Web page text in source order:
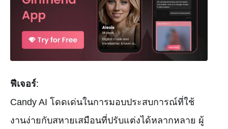
ฟีเจอร์:
Candy AI โดดเด่นในการมอบประสบการณ์ที่ใช้
งานง่ายกับสหายเสมือนที่ปรับแต่งได้หลากหลาย ผู้